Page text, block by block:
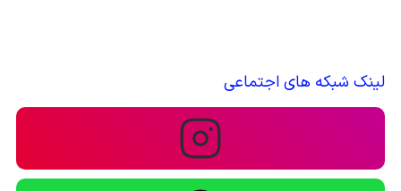
لینک شبکه های اجتماعی